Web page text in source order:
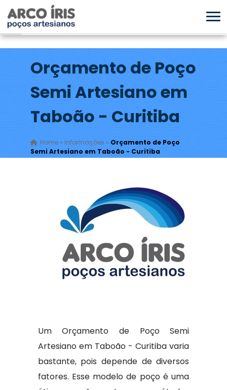
Orçamento de Poço
Semi Artesiano em
Taboão - Curitiba
Home» Informações » Orçamento de Poço
Semi Artesiano em Taboão - Curitiba
Um Orçamento de Poço Semi
Artesiano em Taboão - Curitiba varia
bastante, pois depende de diversos
fatores. Esse modelo de poço é uma